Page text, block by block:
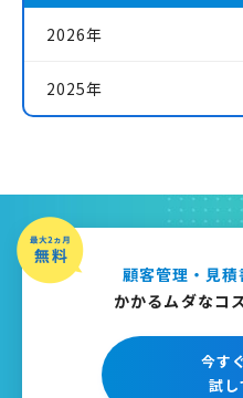
2026年
2025年
顧客管理・見
かかるムダなコ
今す
試し